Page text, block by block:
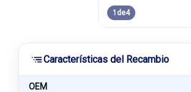
1 de4
Características del Recambio
OEM